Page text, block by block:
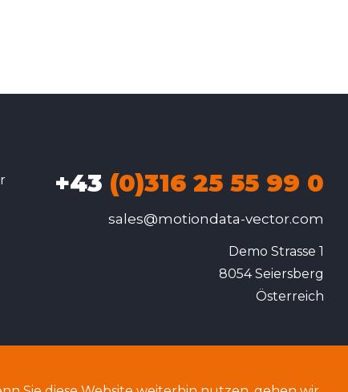
+43 (0)316 25 55 99 0
sales@motiondata-vector.com
Demo Strasse 1
8054 Seiersberg
Österreich